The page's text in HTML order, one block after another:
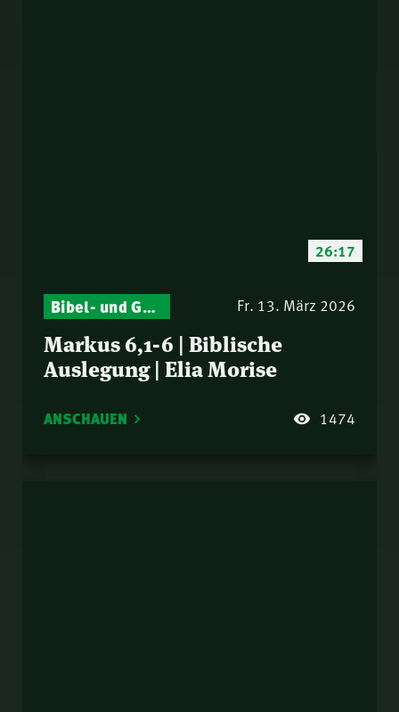
26:17
Bibel- und Gebetsstunde – Jeden Donnerstag neu: Vers-für-Vers-Auslegungen Fr. 13. März 2026
Markus 6,1-6 | Biblische
Auslegung | Elia Morise
ANSCHAUEN 1474